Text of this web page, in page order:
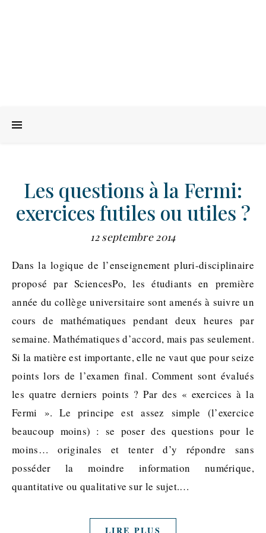
Les questions à la Fermi:
exercices futiles ou utiles ?
12 septembre 2014
Dans la logique de l’enseignement pluri-disciplinaire
proposé par SciencesPo, les étudiants en première
année du collège universitaire sont amenés à suivre un
cours de mathématiques pendant deux heures par
semaine. Mathématiques d’accord, mais pas seulement.
Si la matière est importante, elle ne vaut que pour seize
points lors de l’examen final. Comment sont évalués
les quatre derniers points ? Par des « exercices à la
Fermi ». Le principe est assez simple (l’exercice
beaucoup moins) : se poser des questions pour le
moins… originales et tenter d’y répondre sans
posséder la moindre information numérique,
quantitative ou qualitative sur le sujet.…
LIRE PLUS